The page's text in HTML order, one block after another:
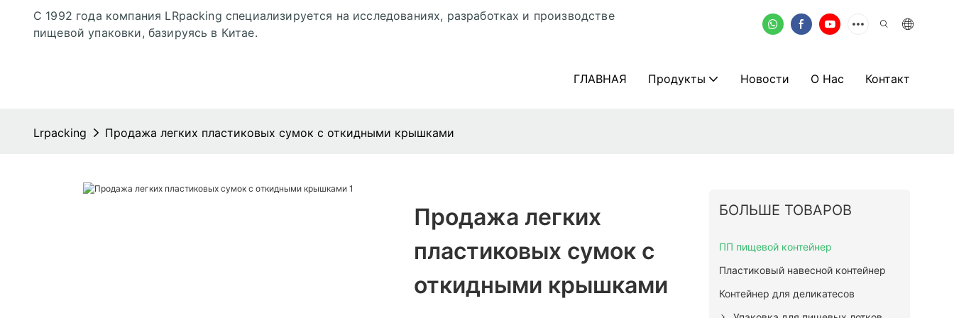
С 1992 года компания LRpacking специализируется на исследованиях, разработках и производстве
пищевой упаковки, базируясь в Китае.
ГЛАВНАЯ Продукты Новости О Нас Контакт
Lrpacking Продажа легких пластиковых сумок с откидными крышками
Продажа легких
пластиковых сумок с
откидными крышками
БОЛЬШЕ ТОВАРОВ
ПП пищевой контейнер
Пластиковый навесной контейнер
Контейнер для деликатесов